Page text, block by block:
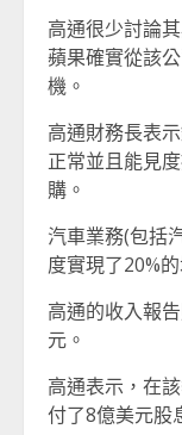
高通很少討論
蘋果確實從該
機。
高通財務長表
正常並且能見
購。
汽車業務(包括
度實現了20%
高通的收入報
元。
高通表示，在
付了8億美元股